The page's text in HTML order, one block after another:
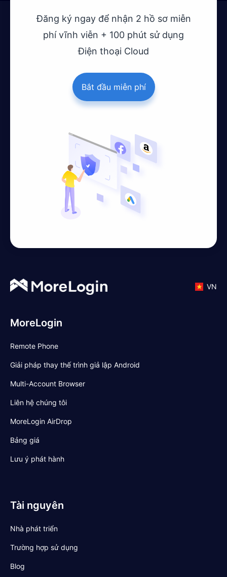
Đăng ký ngay để nhận 2 hồ sơ miễn
phí vĩnh viễn + 100 phút sử dụng
Điện thoại Cloud
Bắt đầu miễn phí
VN
MoreLogin
Remote Phone
Giải pháp thay thế trình giả lập Android
Multi-Account Browser
Liên hệ chúng tôi
MoreLogin AirDrop
Bảng giá
Lưu ý phát hành
Tài nguyên
Nhà phát triển
Trường hợp sử dụng
Blog